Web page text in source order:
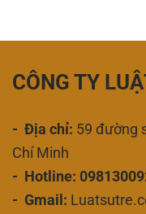
CÔNG TY
- Địa chỉ: 59 đường
Chí Minh
- Hotline:
- Gmail: